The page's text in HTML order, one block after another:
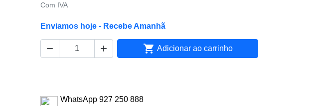
Com IVA
Enviamos hoje - Recebe Amanhã
   Adicionar ao carrinho
WhatsApp 927 250 888